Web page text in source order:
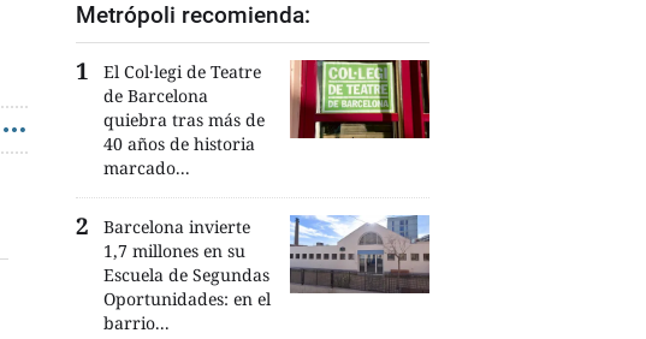
Metrópoli recomienda:
El Col·legi de Teatre
de Barcelona
quiebra tras más de
40 años de historia
marcado...
Barcelona invierte
1,7 millones en su
Escuela de Segundas
Oportunidades: en el
barrio...